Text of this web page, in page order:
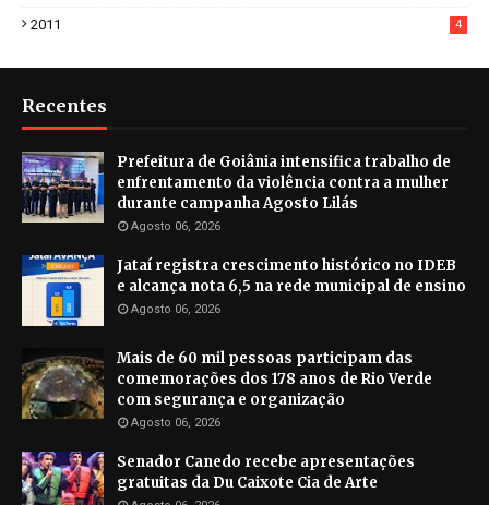
2011 4
Recentes
Prefeitura de Goiânia intensifica trabalho de
enfrentamento da violência contra a mulher
durante campanha Agosto Lilás
Agosto 06, 2026
Jataí registra crescimento histórico no IDEB
e alcança nota 6,5 na rede municipal de ensino
Agosto 06, 2026
Mais de 60 mil pessoas participam das
comemorações dos 178 anos de Rio Verde
com segurança e organização
Agosto 06, 2026
Senador Canedo recebe apresentações
gratuitas da Du Caixote Cia de Arte